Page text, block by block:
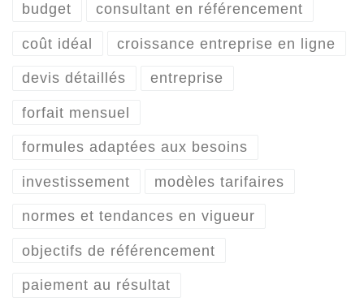
budget consultant en référencement
coût idéal croissance entreprise en ligne
devis détaillés entreprise
forfait mensuel
formules adaptées aux besoins
investissement modèles tarifaires
normes et tendances en vigueur
objectifs de référencement
paiement au résultat